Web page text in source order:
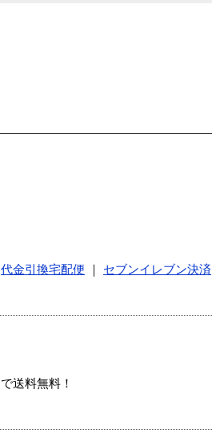
代金引換宅配便
セブンイレブン決済
送料無料！